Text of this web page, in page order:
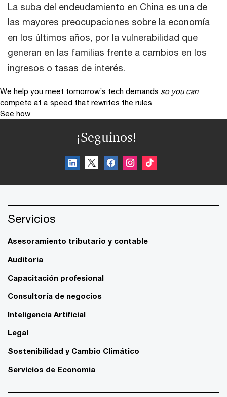
La suba del endeudamiento en China es una de
las mayores preocupaciones sobre la economía
en los últimos años, por la vulnerabilidad que
generan en las familias frente a cambios en los
ingresos o tasas de interés.
We help you meet tomorrow’s tech demands so you can
compete at a speed that rewrites the rules
See how
¡Seguinos!
Servicios
Asesoramiento tributario y contable
Auditoría
Capacitación profesional
Consultoría de negocios
Inteligencia Artificial
Legal
Sostenibilidad y Cambio Climático
Servicios de Economía